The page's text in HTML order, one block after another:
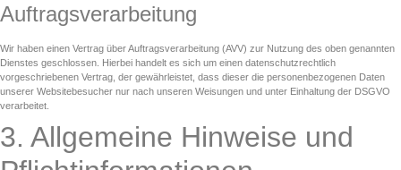
Auftragsverarbeitung
Wir haben einen Vertrag über Auftragsverarbeitung (AVV) zur Nutzung des oben genannten
Dienstes geschlossen. Hierbei handelt es sich um einen datenschutzrechtlich
vorgeschriebenen Vertrag, der gewährleistet, dass dieser die personenbezogenen Daten
unserer Websitebesucher nur nach unseren Weisungen und unter Einhaltung der DSGVO
verarbeitet.
3. Allgemeine Hinweise und